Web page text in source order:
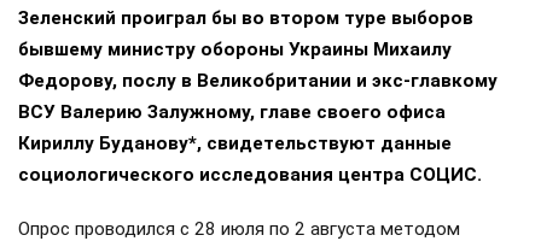
Зеленский проиграл бы во втором туре выборов
бывшему министру обороны Украины Михаилу
Федорову, послу в Великобритании и экс-главкому
ВСУ Валерию Залужному, главе своего офиса
Кириллу Буданову*, свидетельствуют данные
социологического исследования центра СОЦИС.
Опрос проводился с 28 июля по 2 августа методом